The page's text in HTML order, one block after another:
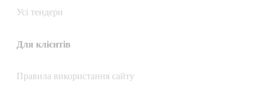
Усі тендери
Для клієнтів
Правила використання сайту